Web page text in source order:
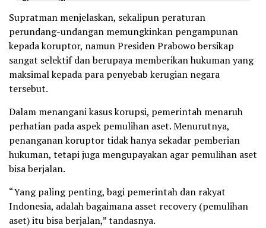
Supratman menjelaskan, sekalipun peraturan
perundang-undangan memungkinkan pengampunan
kepada koruptor, namun Presiden Prabowo bersikap
sangat selektif dan berupaya memberikan hukuman yang
maksimal kepada para penyebab kerugian negara
tersebut.
Dalam menangani kasus korupsi, pemerintah menaruh
perhatian pada aspek pemulihan aset. Menurutnya,
penanganan koruptor tidak hanya sekadar pemberian
hukuman, tetapi juga mengupayakan agar pemulihan aset
bisa berjalan.
“Yang paling penting, bagi pemerintah dan rakyat
Indonesia, adalah bagaimana asset recovery (pemulihan
aset) itu bisa berjalan,” tandasnya.